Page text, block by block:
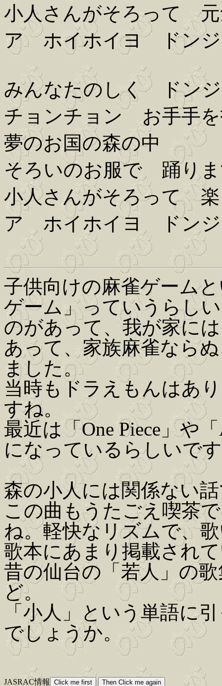
小人さんがそろって
ア ホイホイヨ ドンジ
みんなたのしく ドン
チョンチョン お手手
夢のお国の森の中
そろいのお服で 踊り
小人さんがそろって
ア ホイホイヨ ドンジ
子供向けの麻雀ゲーム
ゲーム」っていうらし
のがあって、我が家に
あって、家族麻雀なら
ました。
当時もドラえもんはあ
すね。
最近は「One Piece」や
になっているらしいで
森の小人には関係ない
この曲もうたごえ喫茶
ね。軽快なリズムで、
歌本にあまり掲載され
昔の仙台の「若人」の
ど。
「小人」という単語に
でしょうか。
JASRAC情報